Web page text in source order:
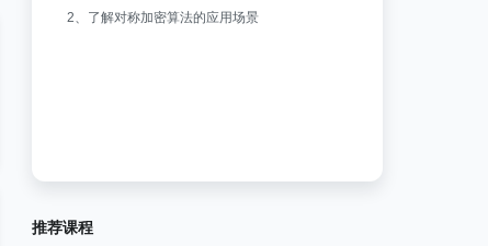
2、了解对称加密算法的应用场景
推荐课程